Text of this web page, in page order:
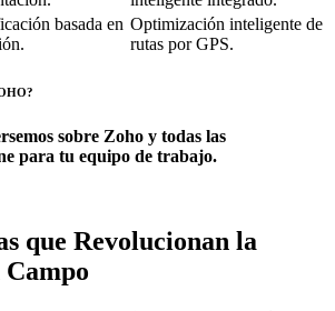
basada en Optimización inteligente de
rutas por GPS.
sobre Zoho y todas las
para tu equipo de trabajo.
que Revolucionan la